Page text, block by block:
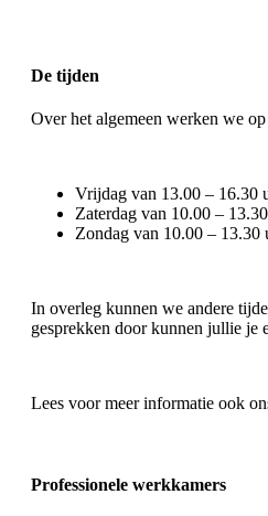
De tijden
Over het algemeen werken we
Vrijdag van 13.00 – 16.30
Zaterdag van 10.00 –
Zondag van 10.00 – 13.30
In overleg kunnen we andere
gesprekken door kunnen jullie je
Lees voor meer informatie ook
Professionele werkkamers